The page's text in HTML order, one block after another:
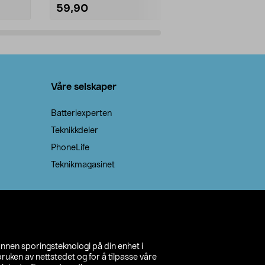
sporingsteknologi på din enhet i
av nettstedet og for å tilpasse våre
59,90
Våre selskaper
Batteriexperten
Teknikkdeler
PhoneLife
Teknikmagasinet